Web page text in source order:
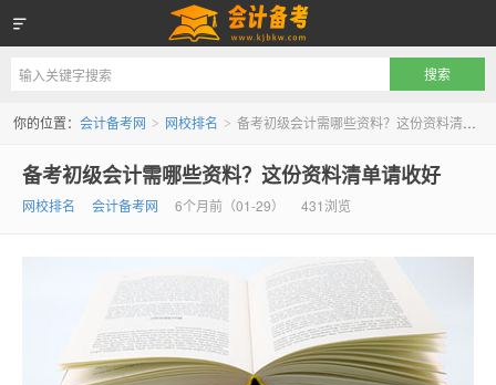
会计备考网
你的位置： 会计备考网 > 网校排名 > 备考初级会计需哪些资料？这份资料清单请收好
备考初级会计需哪些资料？这份资料清单请收好
网校排名 会计备考网 6个月前（01-29） 431浏览